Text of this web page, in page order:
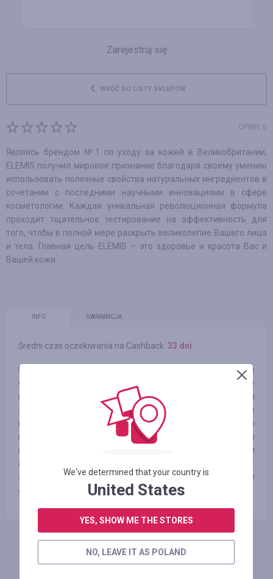
Zarejestruj się
WRÓĆ DO LISTY SKLEPÓW
OPINIE 0
Являясь брендом №1 по уходу за кожей в Великобритании,
ELEMIS получил мировое признание благодаря своему умению
использовать полезные свойства натуральных ингредиентов в
сочетании с последними научными инновациями в сфере
косметологии. Каждая уникальная революционная формула
проходит тщательное тестирование на эффективность для
того, чтобы в полной мере раскрыть великолепие Вашего лица
и тела. Главная цель ELEMIS – это здоровье и красота Вас и
Вашей кожи
INFO GWARANCJA
Średni czas oczekiwania na Cashback: 33 dni
Каждая революционная формула — это инновационное
сочетание науки и природы, тщательно разработанное
профессиональной командой исследователей, ученых и
экспертов по уходу за кожей. Использование самых
мощных биологически активных компонентов как из недр
нашей планеты, так и с её поверхности, пристальное
внимание команды ELEMIS к деталям, передовым
формулам, а также впечатляющие видимые результаты -
это то, что действительно делает нашу косметику
особенной.
ZALOGUJ SIĘ, ŻEBY ZOSTAWIĆ OPINIĘ
We've determined that your country is
United States
YES, SHOW ME THE STORES
NO, LEAVE IT AS POLAND